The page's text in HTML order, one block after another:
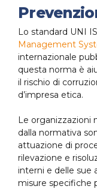
Lo standard UNI
Management
internazionale
questa norma è
il rischio di
d’impresa etica.
Le organizzazioni
dalla normativa
attuazione di
rilevazione e
interni e delle sue
misure specifiche